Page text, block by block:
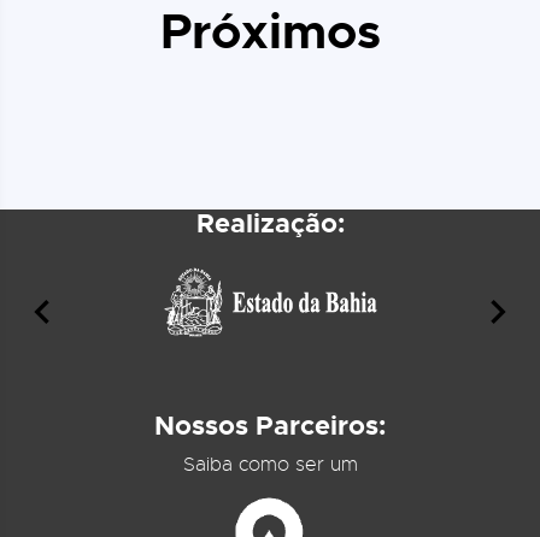
Próximos
Realização:
Nossos Parceiros:
Saiba como ser um